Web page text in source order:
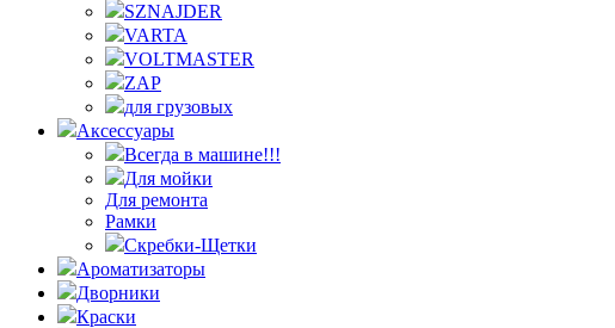
SZNAJDER
VARTA
VOLTMASTER
ZAP
для грузовых
Аксессуары
Всегда в машине!!!
Для мойки
Для ремонта
Рамки
Скребки-Щетки
Ароматизаторы
Дворники
Краски